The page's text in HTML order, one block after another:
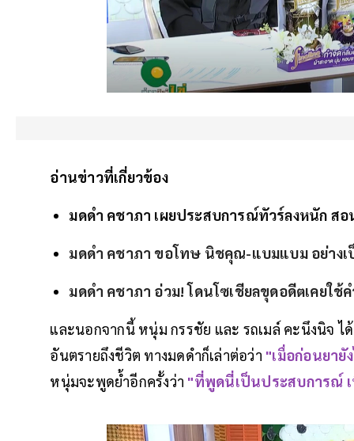
อ่านข่าวที่เกี่ยวข้อง
มดดำ คชาภา เผยประสบการณ์ทัวร์ลงหนัก สอ
มดดำ คชาภา ขอโทษ นิชคุณ-แบมแบม อย่างเ
มดดำ คชาภา อ่วม! โดนโซเชียลขุดอดีตเคยใ
และนอกจากนี้ หนุ่ม กรรชัย และ รถเมล์ คะนึงนิจ ไ
อันตรายถึงชีวิต ทางมดดำก็เล่าต่อว่า "เมื่อก่อนยา
หนุ่มจะพูดย้ำอีกครั้งว่า "ที่พูดนี่เป็นประสบการณ์